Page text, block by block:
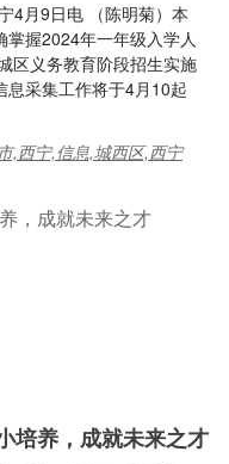
4月9日电 （陈明菊）本
握2024年一年级入学人
区义务教育阶段招生实施
息采集工作将于4月10起
,西宁,信息,城西区,西宁
培养，成就未来之才